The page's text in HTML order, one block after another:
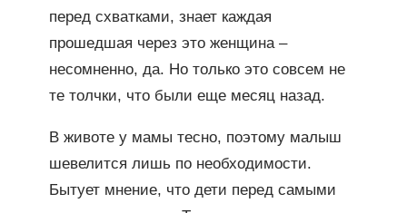
перед схватками, знает каждая
прошедшая через это женщина –
несомненно, да. Но только это совсем не
те толчки, что были еще месяц назад.
В животе у мамы тесно, поэтому малыш
шевелится лишь по необходимости.
Бытует мнение, что дети перед самыми